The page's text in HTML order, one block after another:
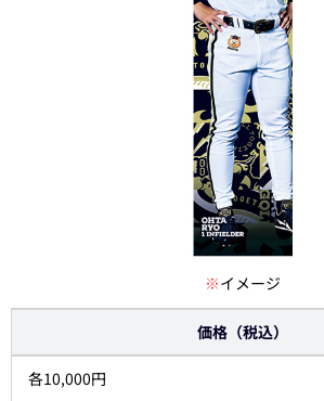
※イメージ
価格（税込）
各10,000円